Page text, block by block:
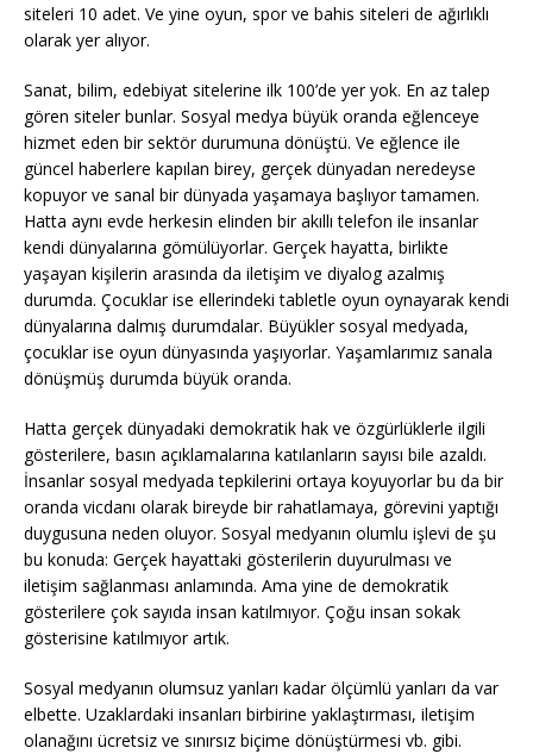
siteleri 10 adet. Ve yine oyun, spor ve bahis siteleri de ağırlıklı
olarak yer alıyor.
Sanat, bilim, edebiyat sitelerine ilk 100’de yer yok. En az talep
gören siteler bunlar. Sosyal medya büyük oranda eğlenceye
hizmet eden bir sektör durumuna dönüştü. Ve eğlence ile
güncel haberlere kapılan birey, gerçek dünyadan neredeyse
kopuyor ve sanal bir dünyada yaşamaya başlıyor tamamen.
Hatta aynı evde herkesin elinden bir akıllı telefon ile insanlar
kendi dünyalarına gömülüyorlar. Gerçek hayatta, birlikte
yaşayan kişilerin arasında da iletişim ve diyalog azalmış
durumda. Çocuklar ise ellerindeki tabletle oyun oynayarak kendi
dünyalarına dalmış durumdalar. Büyükler sosyal medyada,
çocuklar ise oyun dünyasında yaşıyorlar. Yaşamlarımız sanala
dönüşmüş durumda büyük oranda.
Hatta gerçek dünyadaki demokratik hak ve özgürlüklerle ilgili
gösterilere, basın açıklamalarına katılanların sayısı bile azaldı.
İnsanlar sosyal medyada tepkilerini ortaya koyuyorlar bu da bir
oranda vicdanı olarak bireyde bir rahatlamaya, görevini yaptığı
duygusuna neden oluyor. Sosyal medyanın olumlu işlevi de şu
bu konuda: Gerçek hayattaki gösterilerin duyurulması ve
iletişim sağlanması anlamında. Ama yine de demokratik
gösterilere çok sayıda insan katılmıyor. Çoğu insan sokak
gösterisine katılmıyor artık.
Sosyal medyanın olumsuz yanları kadar ölçümlü yanları da var
elbette. Uzaklardaki insanları birbirine yaklaştırması, iletişim
olanağını ücretsiz ve sınırsız biçime dönüştürmesi vb. gibi.